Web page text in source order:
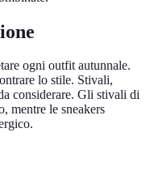
ogni outfit autunnale.
lo stile. Stivali,
considerare. Gli stivali di
mentre le sneakers